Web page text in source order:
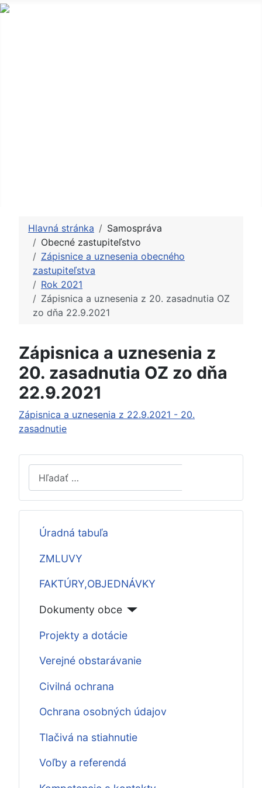
Hľadať
Úradná tabuľa
ZMLUVY
FAKTÚRY,OBJEDNÁVKY
Dokumenty obce
Projekty a dotácie
Verejné obstarávanie
Civilná ochrana
Ochrana osobných údajov
Tlačivá na stiahnutie
Voľby a referendá
Hlavná stránka
Samospráva
Obecné zastupiteľstvo
Zápisnice a uznesenia obecného
zastupiteľstva
Rok 2021
Zápisnica a uznesenia z 20. zasadnutia OZ
zo dňa 22.9.2021
Zápisnica a uznesenia z
20. zasadnutia OZ zo dňa
22.9.2021
Zápisnica a uznesenia z 22.9.2021 - 20.
zasadnutie